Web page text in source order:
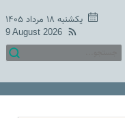
یکشنبه ۱۸ مرداد ۱۴۰۵
9 August 2026